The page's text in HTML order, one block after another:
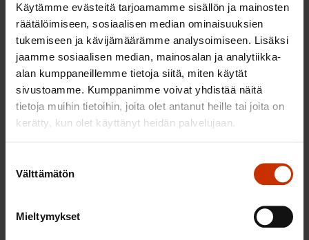
Käytämme evästeitä tarjoamamme sisällön ja mainosten
räätälöimiseen, sosiaalisen median ominaisuuksien
tukemiseen ja kävijämäärämme analysoimiseen. Lisäksi
jaamme sosiaalisen median, mainosalan ja analytiikka-
alan kumppaneillemme tietoja siitä, miten käytät
sivustoamme. Kumppanimme voivat yhdistää näitä
tietoja muihin tietoihin, joita olet antanut heille tai joita on
kerätty, kun olet käyttänyt heidän palvelujaan.
valinta
Välttämätön
Mieltymykset
10.8.2026
Halpa työ, kallis hinta: ulkomaisten
työntekijöiden työperäinen
hyväksikäyttö ja sen kitkeminen -
selvityksen julkaisu